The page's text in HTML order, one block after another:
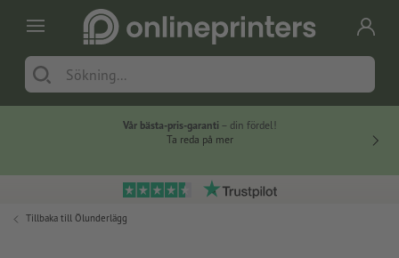
Vår bästa-pris-garanti – din fördel!
Ta reda på mer
Tillbaka till Ölunderlägg